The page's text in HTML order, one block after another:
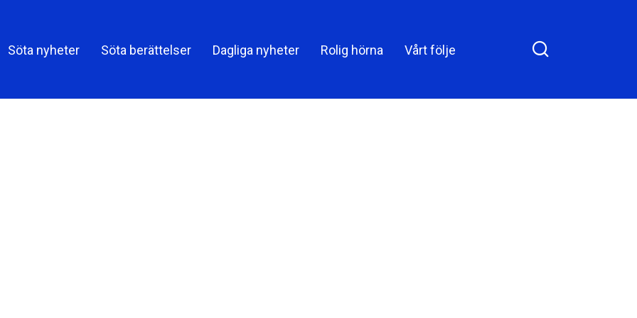
Söta nyheter Söta berättelser Dagliga nyheter Rolig hörna Vårt följe